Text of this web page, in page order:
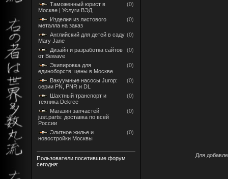
Таможенный юрист в
Москве | Услуги ВЭД
(0)
Изделия из листового
металла на заказ
(0)
Английский для детей в саду
Mary Jane
(0)
Дизайн и разработка сайтов
от Bewave
(0)
Экипировка для
единоборств: цены в Москве
(0)
Вакуумные насосы Jurop:
серии PN, PNR и DL
(0)
Шахтный транспорт и
техника Dekree
(0)
Магазин запчастей
just.parts: доставка по всей
России
(0)
Элитное жилье и
новостройки Москвы
(0)
Пользователи посетившие форум
сегодня:
Для